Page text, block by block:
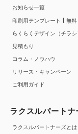
お知らせ一覧
印刷用テンプレート
無料
らくらくデザイン（チラシ
見積もり
コラム・ノウハウ
リリース・キャンペーン
ご利用ガイド
ラクスルパート
ラクスルパートナーズとは